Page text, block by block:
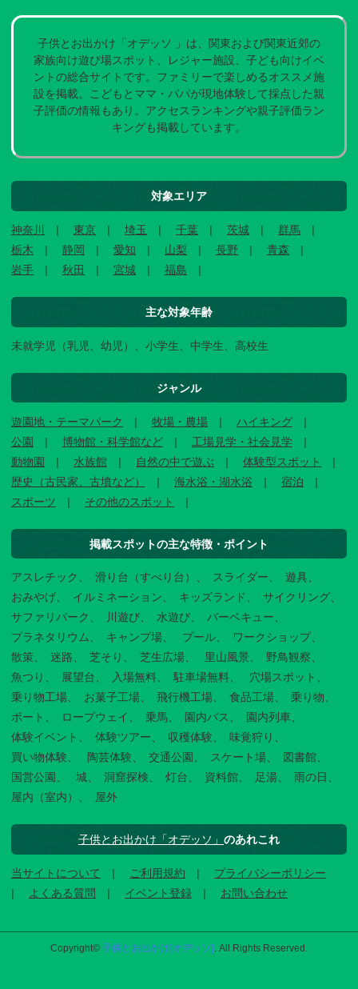
子供とお出かけ「オデッソ 」は、関東および関東近郊の
家族向け遊び場スポット、レジャー施設、子ども向けイベ
ントの総合サイトです。ファミリーで楽しめるオススメ施
設を掲載。こどもとママ・パパが現地体験して採点した親
子評価の情報もあり。アクセスランキングや親子評価ラン
キングも掲載しています。
対象エリア
神奈川 東京 埼玉 千葉 茨城
群馬
栃木
静岡 愛知 山梨 長野
青森
岩手
秋田 宮城 福島
主な対象年齢
未就学児（乳児、幼児）、小学生、中学生、高校生
ジャンル
遊園地・テーマパーク 牧場・農場
ハイキング
公園
博物館・科学館など
工場見学・社会見学
動物園
水族館 自然の中で遊ぶ
体験型スポット
歴史（古民家、古墳など）
海水浴・湖水浴
宿泊
スポーツ
その他のスポット
掲載スポットの主な特徴・ポイント
アスレチック 滑り台（すべり台） スライダー
遊具
おみやげ
イルミネーション キッズランド
サイクリング
サファリパーク
川遊び 水遊び
バーベキュー
プラネタリウム
キャンプ場 プール
ワークショップ
散策
迷路 芝そり 芝生広場 里山風景
野鳥観察
魚つり
展望台 入場無料 駐車場無料
穴場スポット
乗り物工場
お菓子工場 飛行機工場 食品工場
乗り物
ボート
ロープウェイ 乗馬 園内バス
園内列車
体験イベント
体験ツアー 収穫体験
味覚狩り
買い物体験
陶芸体験 交通公園 スケート場
図書館
国営公園
城 洞窟探検 灯台 資料館 足湯
雨の日
屋内（室内）
屋外
子供とお出かけ「オデッソ」 のあれこれ
当サイトについて ご利用規約
プライバシーポリシー
よくある質問
イベント登録 お問い合わせ
Copyright© 子供とお出かけ[オデッソ] . All Rights Reserved.